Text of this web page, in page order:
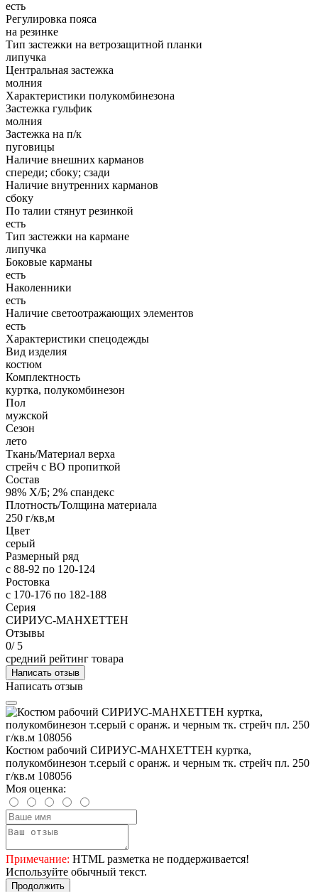
есть
Регулировка пояса
на резинке
Тип застежки на ветрозащитной планки
липучка
Центральная застежка
молния
Характеристики полукомбинезона
Застежка гульфик
молния
Застежка на п/к
пуговицы
Наличие внешних карманов
спереди; сбоку; сзади
Наличие внутренних карманов
сбоку
По талии стянут резинкой
есть
Тип застежки на кармане
липучка
Боковые карманы
есть
Наколенники
есть
Наличие светоотражающих элементов
есть
Характеристики спецодежды
Вид изделия
костюм
Комплектность
куртка, полукомбинезон
Пол
мужской
Сезон
лето
Ткань/Материал верха
стрейч с ВО пропиткой
Состав
98% Х/Б; 2% спандекс
Плотность/Толщина материала
250 г/кв,м
Цвет
серый
Размерный ряд
с 88-92 по 120-124
Ростовка
с 170-176 по 182-188
Серия
СИРИУС-МАНХЕТТЕН
Отзывы
0/ 5
средний рейтинг товара
Написать отзыв
Написать отзыв
Костюм рабочий СИРИУС-МАНХЕТТЕН куртка,
полукомбинезон т.серый с оранж. и черным тк. стрейч пл. 250
г/кв.м 108056
Моя оценка:
Примечание: HTML разметка не поддерживается!
Используйте обычный текст.
Продолжить